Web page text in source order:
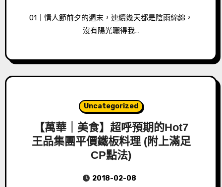
01｜情人節前夕的週末，連續幾天都是陰雨綿綿，
沒有陽光曬得我…
Uncategorized
【萬華｜美食】超呼預期的Hot7
王品集團平價鐵板料理 (附上滿足
CP點法)
2018-02-08